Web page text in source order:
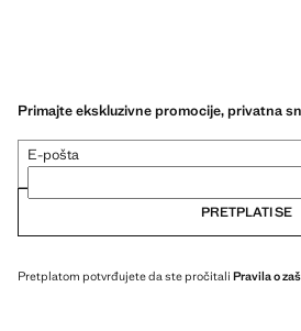
Primajte ekskluzivne promocije, privatna
E-pošta
PRETPLATI SE
Pretplatom potvrđujete da ste pročitali Pravila o